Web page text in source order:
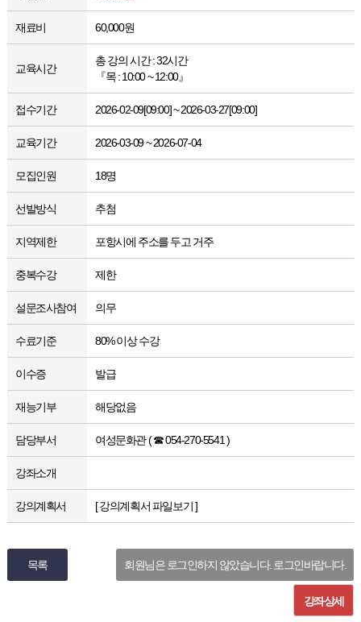
재료비 60,000원
교육시간
총 강의 시간 : 32시간
『목 : 10:00 ~ 12:00』
접수기간 2026-02-09[09:00] ~ 2026-03-27[09:00]
교육기간 2026-03-09 ~ 2026-07-04
모집인원 18명
선발방식 추첨
지역제한 포항시에 주소를 두고 거주
중복수강 제한
설문조사참여 의무
수료기준 80% 이상 수강
이수증 발급
재능기부 해당없음
담당부서 여성문화관 ( ☎ 054-270-5541 )
강좌소개
강의계획서 [ 강의계획서 파일보기 ]
목록 회원님은 로그인하지 않았습니다. 로그인바랍니다.
강좌상세